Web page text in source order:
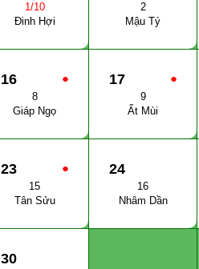
1/10
Đinh Hợi
2
Mậu Tý
●
16
8
Giáp Ngọ
●
17
9
Ất Mùi
●
23
15
Tân Sửu
24
16
Nhâm Dần
30